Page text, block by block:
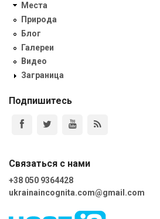
Места
Природа
Блог
Галереи
Видео
Заграница
Подпишитесь
Связаться с нами
+38 050 9364428
ukrainaincognita.com@gmail.com